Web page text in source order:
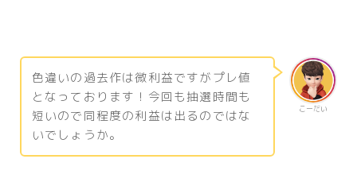
こーだい
色違いの過去作は微利益ですがプレ値
となっております！今回も抽選時間も
短いので同程度の利益は出るのではな
いでしょうか。